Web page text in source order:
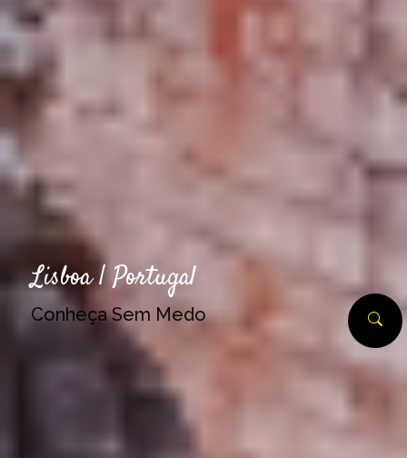
Lisboa | Portugal
Conheça Sem Medo